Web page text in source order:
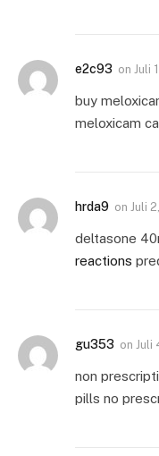
e2c93 on Juli
buy
meloxicam ca
hrda9 on Juli
deltasone
reactions
gu353 on Juli
non
pills no